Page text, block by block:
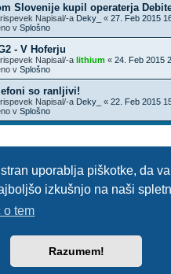
uporablja piškotke, da
izkušnjo na naši
o tem
Razumem!
Slovenije kupil operaterja
Napisal/-a Deky_ « 27. Feb 2015
v Splošno
- V Hoferju
Napisal/-a lithium « 24. Feb 2015
v Splošno
so ranljivi!
Napisal/-a Deky_ « 22. Feb 2015
v Splošno
Vsi
forum uporabnikov operaterja
nimamo nobene povezave s podjetjem
vse objavljene prispevke odgovarjajo izključno